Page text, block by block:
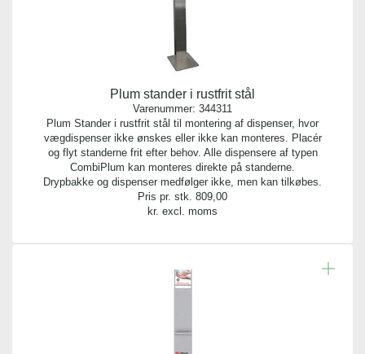
Plum stander i rustfrit stål
Varenummer: 344311
Plum Stander i rustfrit stål til montering af dispenser, hvor
vægdispenser ikke ønskes eller ikke kan monteres. Placér
og flyt standerne frit efter behov. Alle dispensere af typen
CombiPlum kan monteres direkte på standerne.
Drypbakke og dispenser medfølger ikke, men kan tilkøbes.
Pris pr. stk. 809,00
kr. excl. moms